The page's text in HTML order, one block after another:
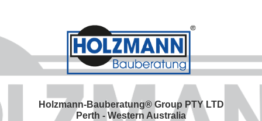
primary
navigation
main
content
primary
sidebar
footer
Holzmann-Bauberatung® Group PTY LTD
Perth - Western Australia